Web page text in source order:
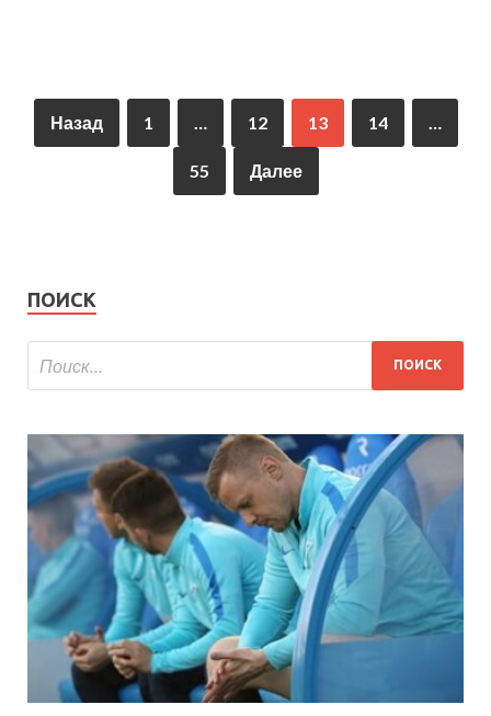
Назад 1 12 13 14
55 Далее
ПОИСК